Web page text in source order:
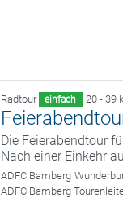
Radtour einfach 20 - 39
Die Feierabendtour
Nach einer Einkehr
ADFC Bamberg
ADFC Bamberg